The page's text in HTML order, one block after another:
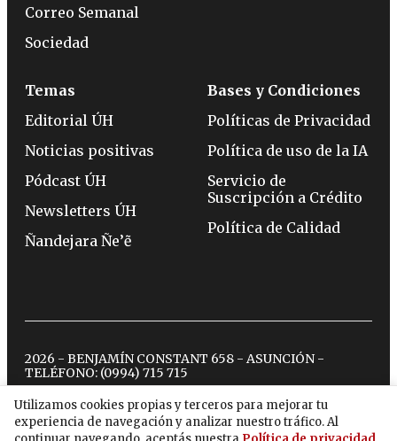
Utilizamos cookies propias y terceros para mejorar tu
experiencia de navegación y analizar nuestro tráfico. Al
Correo Semanal
Sociedad
Temas
Editorial ÚH
Noticias positivas
Pódcast ÚH
Newsletters ÚH
Ñandejara Ñe’ẽ
Bases y Condiciones
Políticas de Privacidad
Política de uso de la IA
Servicio de
Suscripción a Crédito
Política de Calidad
2026 - BENJAMÍN CONSTANT 658 - ASUNCIÓN -
TELÉFONO: (0994) 715 715
twitterinstagram
facebook
tiktokyoutubespotify